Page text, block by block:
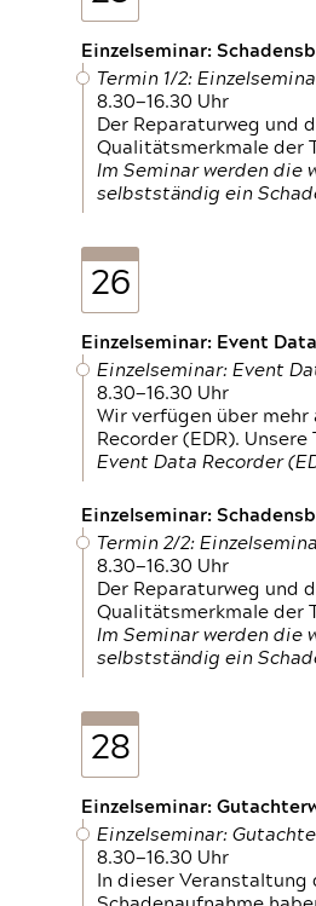
Einzelseminar:
Termin 1/2:
8.30—16.30 Uhr
Der Reparaturweg und
Qualitätsmerkmale der
Im Seminar werden die
selbstständig ein
26
Einzelseminar: Event
Einzelseminar: Event
8.30—16.30 Uhr
Wir verfügen über mehr
Recorder (EDR).
Event Data Recorder
Einzelseminar:
Termin 2/2:
8.30—16.30 Uhr
Der Reparaturweg und
Qualitätsmerkmale der
Im Seminar werden die
selbstständig ein
28
Einzelseminar:
Einzelseminar:
8.30—16.30 Uhr
In dieser